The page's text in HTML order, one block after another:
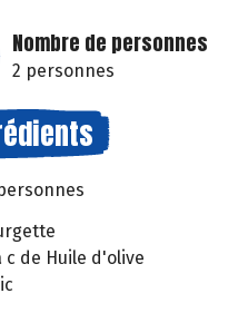
Nombre de personnes
2 personnes
c de Huile d'olive